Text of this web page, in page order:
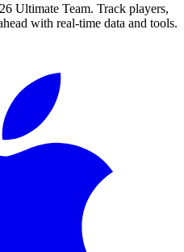
26 Ultimate Team. Track players,
with real-time data and tools.